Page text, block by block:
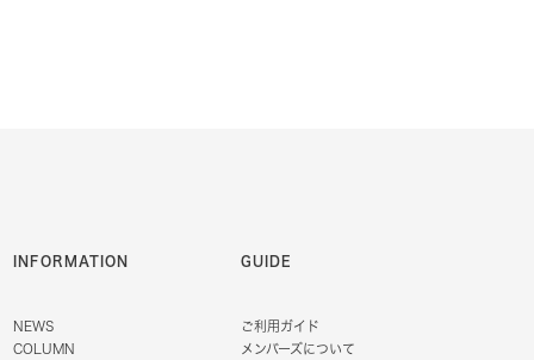
INFORMATION
NEWS
COLUMN
GUIDE
ご利用ガイド
メンバーズについて